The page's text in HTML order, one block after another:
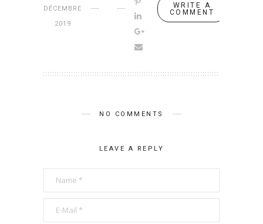
DÉCEMBRE
2019
WRITE A
COMMENT
NO COMMENTS
LEAVE A REPLY